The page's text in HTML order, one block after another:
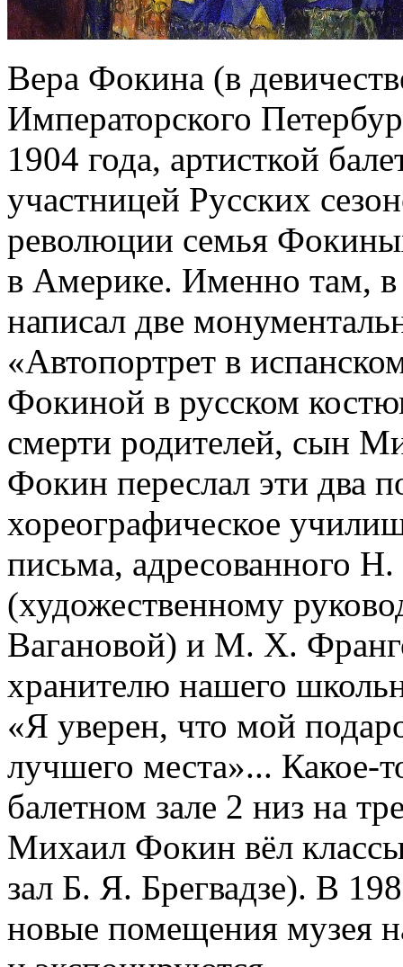
Вера Фокина (в
Императорского
1904 года, артисткой
участницей Русских
революции семья
в Америке. Именно там,
написал две
«Автопортрет в
Фокиной в русском
смерти родителей, сын
Фокин переслал эти два
хореографическое
письма, адресованного
(художественному
Вагановой) и М. Х.
хранителю нашего
«Я уверен, что мой
лучшего места»... Какое-
балетном зале 2 низ на
Михаил Фокин вёл
зал Б. Я. Брегвадзе). В
новые помещения музея